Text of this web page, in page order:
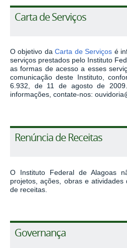
Carta de Serviços
O objetivo daCarta de Serviços é
serviços prestados pelo Instituto
as formas de acesso a esses
comunicação deste Instituto,
6.932, de 11 de agosto de
informações, contate-nos:
Renúncia de Receitas
O Instituto Federal de Alagoas
projetos, ações, obras e atividades
de receitas.
Governança